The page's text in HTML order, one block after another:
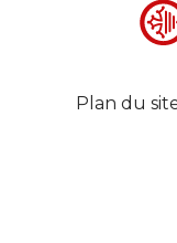
Plan du